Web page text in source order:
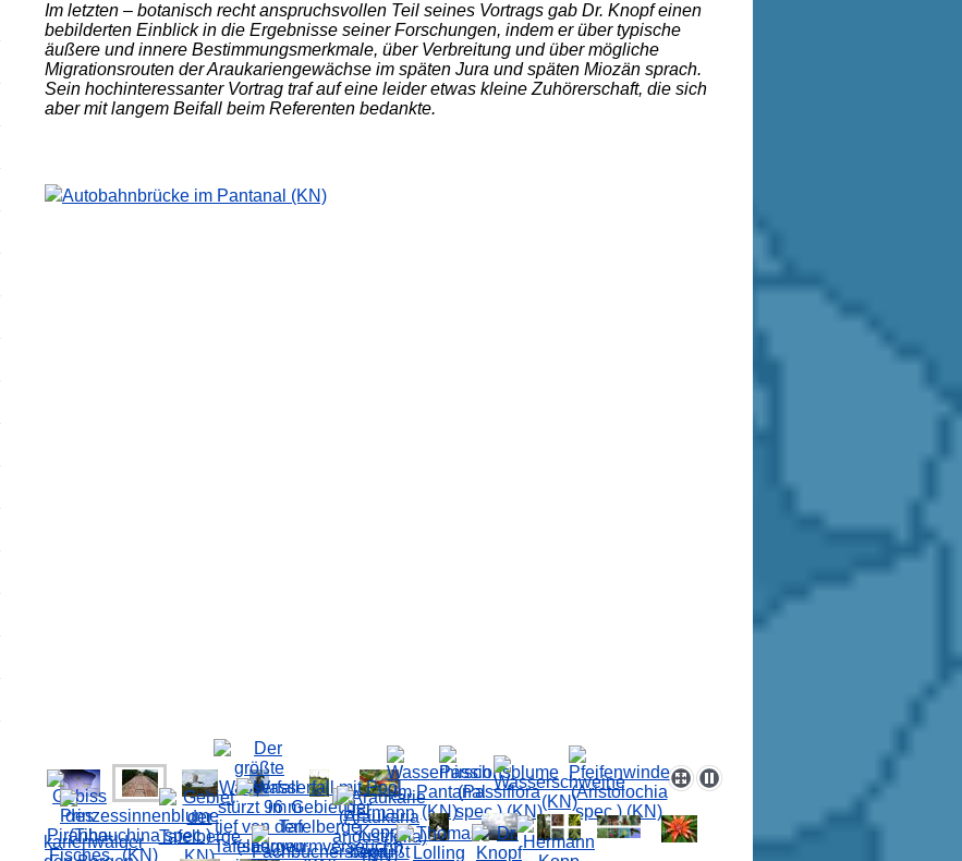
Im letzten – botanisch recht anspruchsvollen Teil seines Vortrags gab Dr. Knopf einen
bebilderten Einblick in die Ergebnisse seiner Forschungen, indem er über typische
äußere und innere Bestimmungsmerkmale, über Verbreitung und über mögliche
Migrationsrouten der Araukariengewächse im späten Jura und späten Miozän sprach.
Sein hochinteressanter Vortrag traf auf eine leider etwas kleine Zuhörerschaft, die sich
aber mit langem Beifall beim Referenten bedankte.